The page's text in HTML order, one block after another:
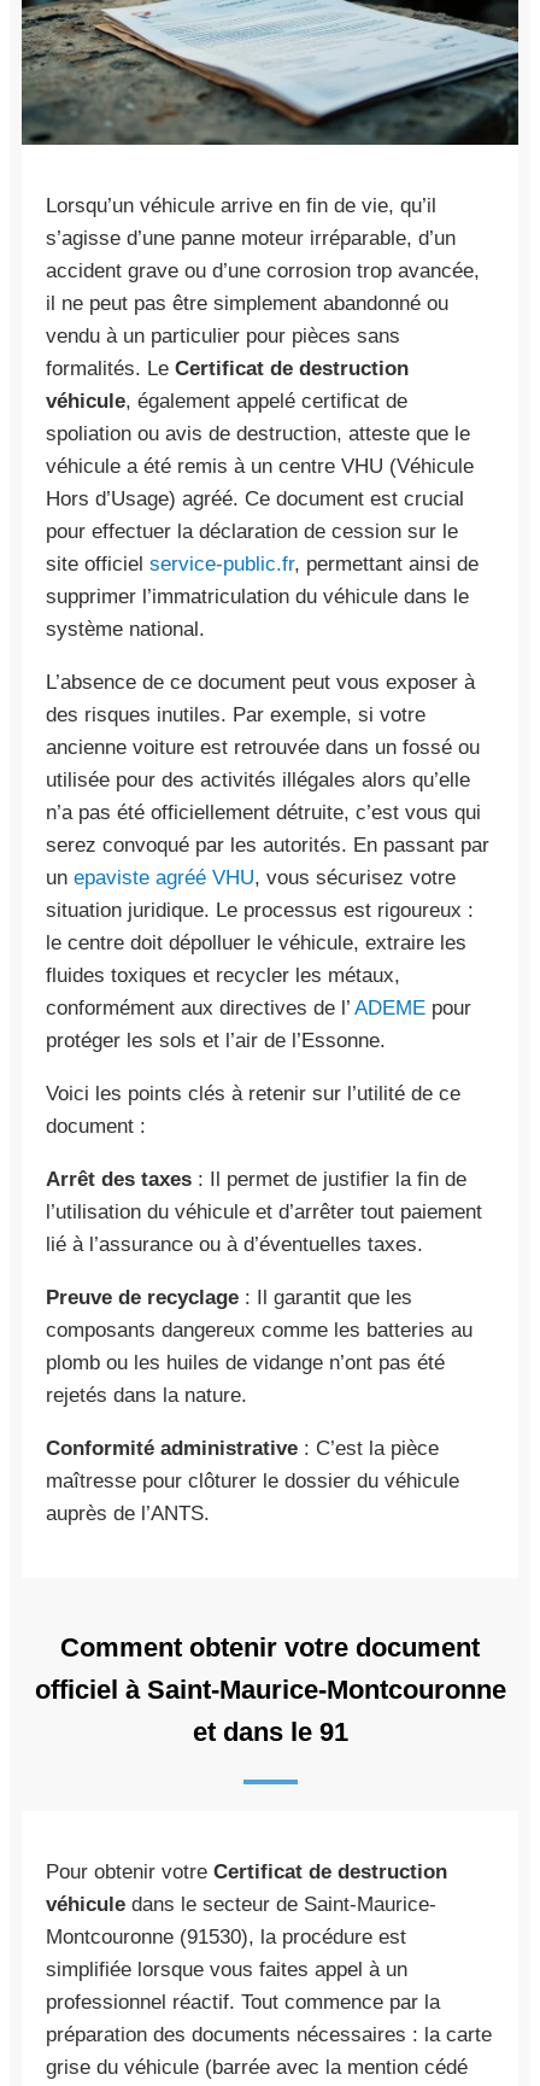
Lorsqu’un véhicule arrive en fin de vie, qu’il
s’agisse d’une panne moteur irréparable, d’un
accident grave ou d’une corrosion trop avancée,
il ne peut pas être simplement abandonné ou
vendu à un particulier pour pièces sans
formalités. Le Certificat de destruction
véhicule, également appelé certificat de
spoliation ou avis de destruction, atteste que le
véhicule a été remis à un centre VHU (Véhicule
Hors d’Usage) agréé. Ce document est crucial
pour effectuer la déclaration de cession sur le
site officiel service-public.fr, permettant ainsi de
supprimer l’immatriculation du véhicule dans le
système national.
L’absence de ce document peut vous exposer à
des risques inutiles. Par exemple, si votre
ancienne voiture est retrouvée dans un fossé ou
utilisée pour des activités illégales alors qu’elle
n’a pas été officiellement détruite, c’est vous qui
serez convoqué par les autorités. En passant par
un epaviste agréé VHU, vous sécurisez votre
situation juridique. Le processus est rigoureux :
le centre doit dépolluer le véhicule, extraire les
fluides toxiques et recycler les métaux,
conformément aux directives de l’ ADEME pour
protéger les sols et l’air de l’Essonne.
Voici les points clés à retenir sur l’utilité de ce
document :
Arrêt des taxes : Il permet de justifier la fin de
l’utilisation du véhicule et d’arrêter tout paiement
lié à l’assurance ou à d’éventuelles taxes.
Preuve de recyclage : Il garantit que les
composants dangereux comme les batteries au
plomb ou les huiles de vidange n’ont pas été
rejetés dans la nature.
Conformité administrative : C’est la pièce
maîtresse pour clôturer le dossier du véhicule
auprès de l’ANTS.
Comment obtenir votre document
officiel à Saint-Maurice-Montcouronne
et dans le 91
Pour obtenir votre Certificat de destruction
véhicule dans le secteur de Saint-Maurice-
Montcouronne (91530), la procédure est
simplifiée lorsque vous faites appel à un
professionnel réactif. Tout commence par la
préparation des documents nécessaires : la carte
grise du véhicule (barrée avec la mention cédé